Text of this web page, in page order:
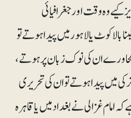
وہ وقت اور جغرافیائی
یا لاہور میں پیدا ہوتے تو
ان کی نوک زبان پر ہوتے ،
میں پیدا ہوتے تو ان کی تحریری
امام غزالی نے بغداد میں یا قاہرہ